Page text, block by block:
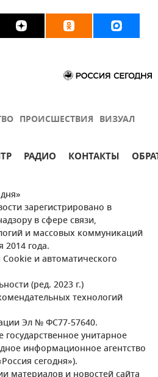
ПРОИСШЕСТВИЯ ВИЗУАЛ
РАДИО КОНТАКТЫ
зарегистрировано в
в сфере связи,
и массовых коммуникаций
2014 года.
и автоматического
(ред. 2023 г.)
технологий
Эл № ФС77-57640.
унитарное
информационное агентство
сегодня»).